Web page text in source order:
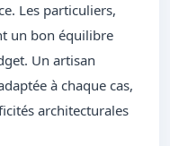
Les particuliers,
un bon équilibre
Un artisan
à chaque cas,
architecturales